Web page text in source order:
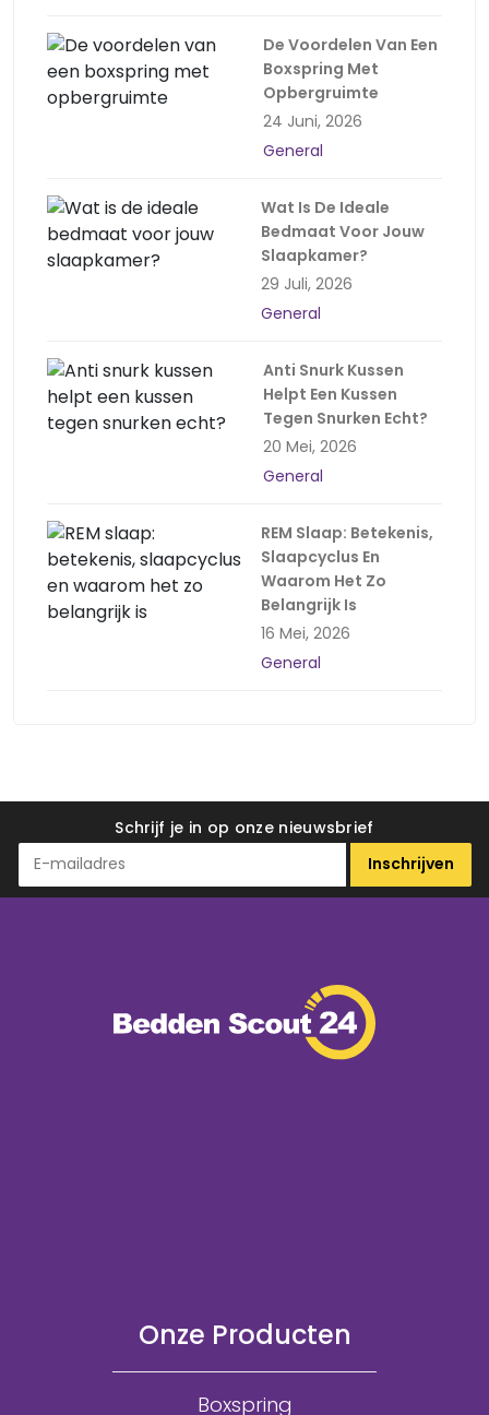
De Voordelen Van Een
Boxspring Met
Opbergruimte
24 Juni, 2026
General
Wat Is De Ideale
Bedmaat Voor Jouw
Slaapkamer?
29 Juli, 2026
General
Anti Snurk Kussen
Helpt Een Kussen
Tegen Snurken Echt?
20 Mei, 2026
General
REM Slaap: Betekenis,
Slaapcyclus En
Waarom Het Zo
Belangrijk Is
16 Mei, 2026
General
Schrijf je in op onze nieuwsbrief
Inschrijven
Onze Producten
Boxspring